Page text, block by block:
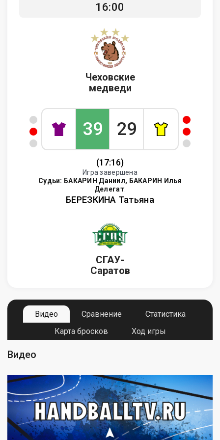
16:00
Чеховские
медведи
39 29
(17:16)
Игра завершена
Судьи: БАКАРИН Даниил, БАКАРИН Илья
Делегат:
БЕРЕЗКИНА Татьяна
СГАУ-
Саратов
Видео Сравнение
Статистика
Карта бросков
Ход игры
Видео